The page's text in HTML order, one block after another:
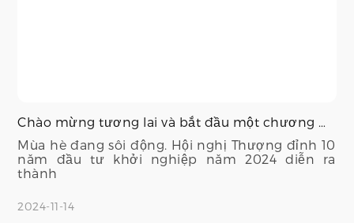
Chào mừng tương lai và bắt đầu một chương mới! Hung Ce Precision được mời tham dự Diễn đàn Cấp cao v
Mùa hè đang sôi động. Hội nghị Thượng đỉnh 10
năm đầu tư khởi nghiệp năm 2024 diễn ra
thành
2024-11-14